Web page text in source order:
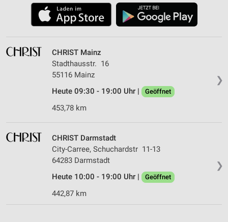
❯
CHRIST Mainz
Stadthausstr. 16
55116 Mainz
Heute 09:30 - 19:00 Uhr |
Geöffnet
453,78 km
❯
CHRIST Darmstadt
City-Carree, Schuchardstr 11-13
64283 Darmstadt
Heute 10:00 - 19:00 Uhr |
Geöffnet
442,87 km